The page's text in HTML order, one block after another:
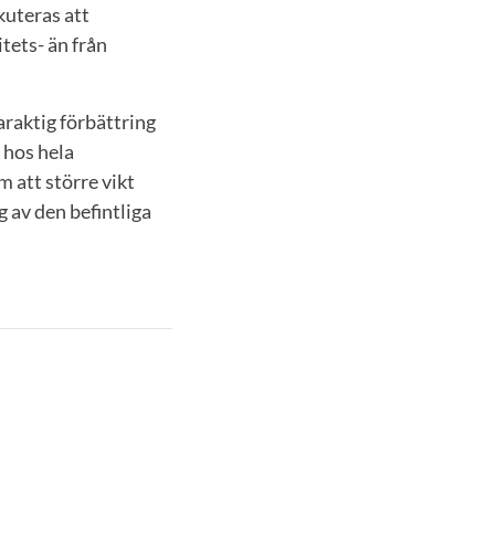
att
än från
förbättring
hela
att större vikt
av den befintliga